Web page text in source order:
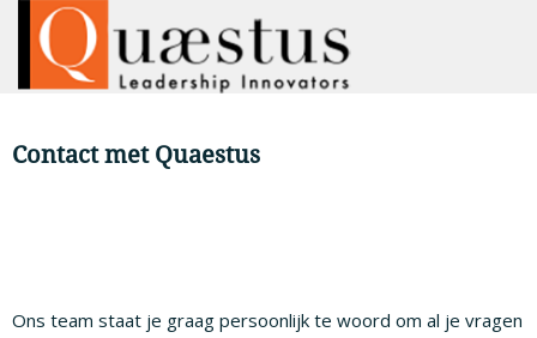
Contact met Quaestus
Ons team staat je graag persoonlijk te woord om al je vragen